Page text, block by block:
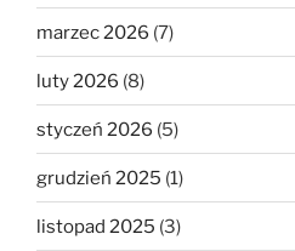
marzec 2026 (7)
luty 2026 (8)
styczeń 2026 (5)
grudzień 2025 (1)
listopad 2025 (3)